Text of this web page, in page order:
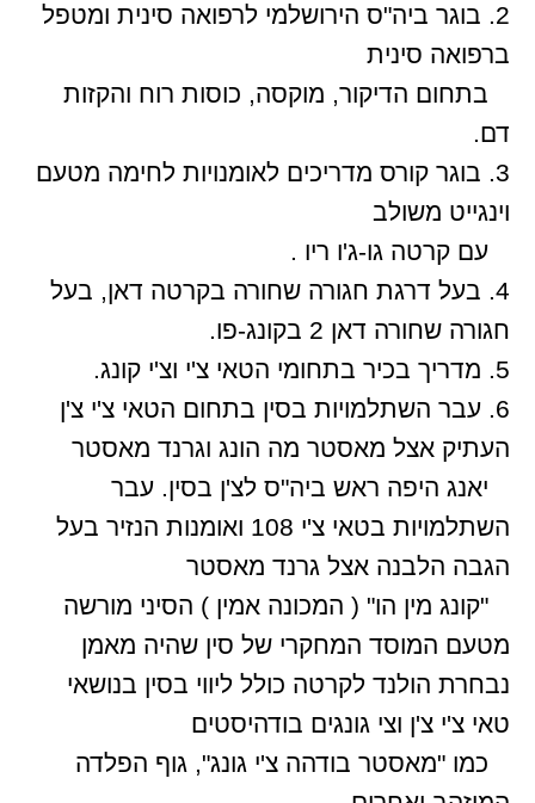
2. בוגר ביה"ס הירושלמי לרפואה סינית ומטפל
ברפואה סינית
בתחום הדיקור, מוקסה, כוסות רוח והקזות
דם.
3. בוגר קורס מדריכים לאומנויות לחימה מטעם
וינגייט משולב
עם קרטה גו-ג'ו ריו .
4. בעל דרגת חגורה שחורה בקרטה דאן, בעל
חגורה שחורה דאן 2 בקונג-פו.
5. מדריך בכיר בתחומי הטאי צ'י וצ'י קונג.
6. עבר השתלמויות בסין בתחום הטאי צ'י צ'ן
העתיק אצל מאסטר מה הונג וגרנד מאסטר
יאנג היפה ראש ביה"ס לצ'ן בסין. עבר
השתלמויות בטאי צ'י 108 ואומנות הנזיר בעל
הגבה הלבנה אצל גרנד מאסטר
"קונג מין הו" ( המכונה אמין ) הסיני מורשה
מטעם המוסד המחקרי של סין שהיה מאמן
נבחרת הולנד לקרטה כולל ליווי בסין בנושאי
טאי צ'י צ'ן וצי גונגים בודהיסטים
כמו "מאסטר בודהה צ'י גונג", גוף הפלדה